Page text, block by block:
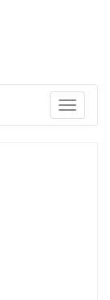
Schalte